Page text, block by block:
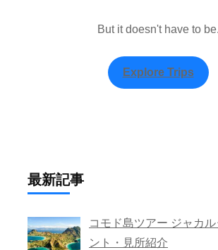
But it doesn't have to be.
Explore Trips
最新記事
コモド島ツアー ジャカ
ント・見所紹介